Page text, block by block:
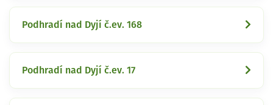
Podhradí nad Dyjí č.ev. 168
Podhradí nad Dyjí č.ev. 17